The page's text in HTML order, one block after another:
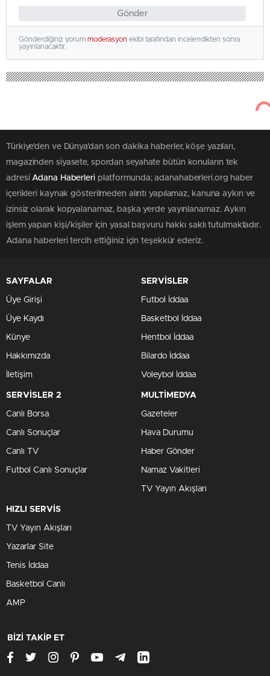
Gönder
Gönderdiğiniz yorum moderasyon ekibi tarafından incelendikten sonra
yayınlanacaktır.
Türkiye'den ve Dünya’dan son dakika haberler, köşe yazıları,
magazinden siyasete, spordan seyahate bütün konuların tek
adresiAdana Haberleriplatformunda; adanahaberleri.org haber
içerikleri kaynak gösterilmeden alıntı yapılamaz, kanuna aykırı ve
izinsiz olarak kopyalanamaz, başka yerde yayınlanamaz. Aykırı
işlem yapan kişi/kişiler için yasal başvuru hakkı saklı tutulmaktadır.
Adana haberleri tercih ettiğiniz için teşekkür ederiz.
SAYFALAR
Üye Girişi
Üye Kaydı
Künye
Hakkımızda
İletişim
SERVİSLER
Futbol İddaa
Basketbol İddaa
Hentbol İddaa
Bilardo İddaa
Voleybol İddaa
SERVİSLER 2
Canlı Borsa
Canlı Sonuçlar
Canlı TV
Futbol Canlı Sonuçlar
MULTİMEDYA
Gazeteler
Hava Durumu
Haber Gönder
Namaz Vakitleri
TV Yayın Akışları
HIZLI SERVİS
TV Yayın Akışları
Yazarlar Site
Tenis İddaa
Basketbol Canlı
AMP
BİZİ TAKİP ET